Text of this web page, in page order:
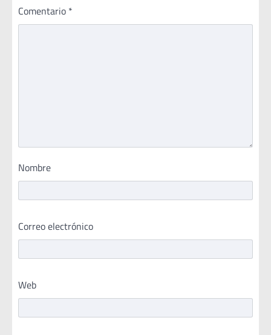
Comentario *
Nombre
Correo electrónico
Web